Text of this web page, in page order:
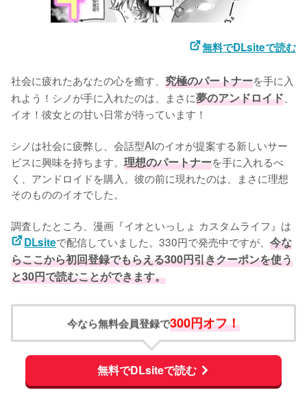
無料でDLsiteで読む
社会に疲れたあなたの心を癒す、 究極のパートナーを手に入
れよう！シノが手に入れたのは、まさに夢のアンドロイド
イオ！彼女との甘い日常が待っています！
シノは社会に疲弊し、会話型AIのイオが提案する新しいサー
ビスに興味を持ちます。 理想のパートナーを手に入れるべ
く、アンドロイドを購入。彼の前に現れたのは、まさに理想
そのもののイオでした。
調査したところ、漫画『イオといっしょ カスタムライフ』は
DLsiteで配信していました。330円で発売中ですが、今な
らここから初回登録でもらえる300円引きクーポンを使う
と30円で読むことができます。
今なら無料会員登録で300円オフ！
無料でDLsiteで読む